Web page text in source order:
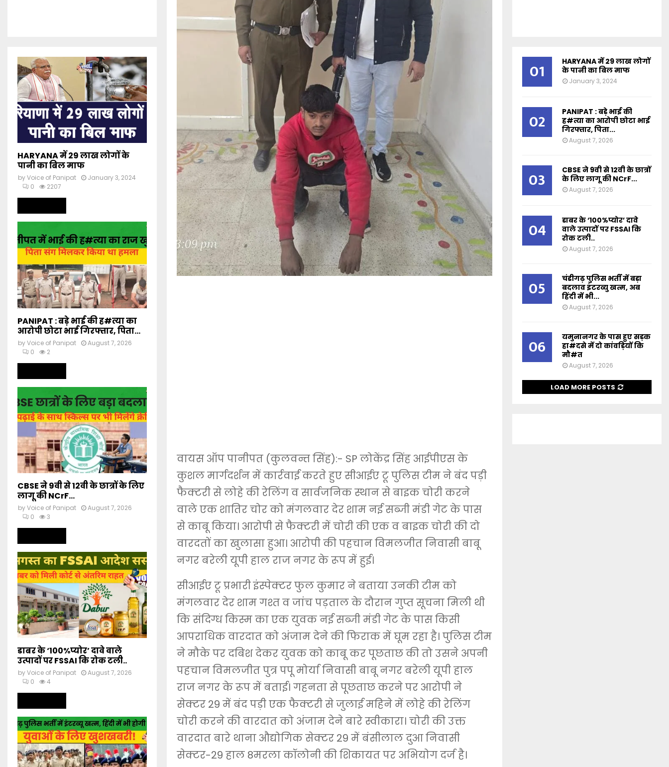
वायस ऑप पानीपत (कुलवन्त सिंह):- SP लोकेंद्र सिंह आईपीएस के
कुशल मार्गदर्शन में कार्रवाई करते हुए सीआईए टू पुलिस टीम ने बंद पड़ी
फैक्टरी से लोहे की रेलिंग व सार्वजनिक स्थान से बाइक चोरी करने
वाले एक शातिर चोर को मंगलवार देर शाम नई सब्जी मंडी गेट के पास
से काबू किया। आरोपी से फैक्टरी में चोरी की एक व बाइक चोरी की दो
वारदतों का खुलासा हुआ। आरोपी की पहचान विमलजीत निवासी बाबू
नगर बरेली यूपी हाल राज नगर के रूप में हुई।
सीआईए टू प्रभारी इंस्पेक्टर फुल कुमार ने बताया उनकी टीम को
मंगलवार देर शाम गश्त व जांच पड़ताल के दौरान गुप्त सूचना मिली थी
कि संदिग्ध किस्म का एक युवक नई सब्जी मंडी गेट के पास किसी
आपराधिक वारदात को अंजाम देने की फिराक में घूम रहा है। पुलिस टीम
ने मौके पर दबिश देकर युवक को काबू कर पूछताछ की तो उसने अपनी
पहचान विमलजीत पुत्र पपू मोर्या निवासी बाबू नगर बरेली यूपी हाल
राज नगर के रूप में बताई। गहनता से पूछताछ करने पर आरोपी ने
सेक्टर 29 में बंद पड़ी एक फैक्टरी से जुलाई महिने में लोहे की रेलिंग
चोरी करने की वारदात को अंजाम देने बारे स्वीकारा। चोरी की उक्त
वारदात बारे थाना औद्योगिक सेक्टर 29 में बंसीलाल दुआ निवासी
सेक्टर-29 हाल 8मरला कॉलोनी की शिकायत पर अभियोग दर्ज है।
HARYANA में 29 लाख लोगों के
पानी का बिल माफ
byVoice of Panipat
January 3, 2024
0
2207
PANIPAT : बड़े भाई की ह#त्या का
आरोपी छोटा भाई गिरफ्तार, पिता...
byVoice of Panipat
August 7, 2026
0
2
CBSE ने 9वी से 12वी के छात्रों के लिए
लागू की NCrF...
byVoice of Panipat
August 7, 2026
0
3
डाबर के ‘100%प्योर’ दावे वाले
उत्पादों पर FSSAI कि रोक टली..
byVoice of Panipat
August 7, 2026
0
4
01
HARYANA में 29 लाख लोगों
के पानी का बिल माफ
January 3, 2024
02
PANIPAT : बड़े भाई की
ह#त्या का आरोपी छोटा भाई
गिरफ्तार, पिता...
August 7, 2026
03
CBSE ने 9वी से 12वी के छात्रों
के लिए लागू की NCrF...
August 7, 2026
04
डाबर के ‘100%प्योर’ दावे
वाले उत्पादों पर FSSAI कि
रोक टली..
August 7, 2026
05
चंडीगढ़ पुलिस भर्ती में बड़ा
बदलाव इंटरव्यु खत्म, अब
हिंदी में भी...
August 7, 2026
06
यमुनानगर के पास हुए सड़क
हा#दसे में दो कांवड़ियों कि
मौ#त
August 7, 2026
LOAD MORE POSTS